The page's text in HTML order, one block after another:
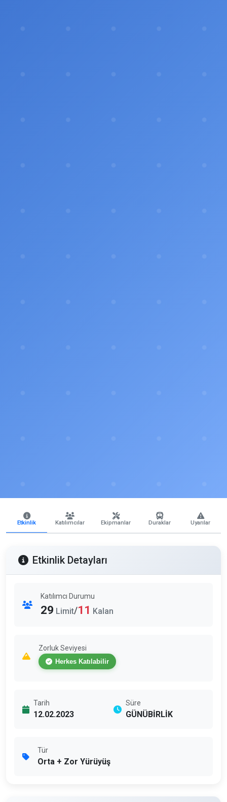
Etkinlik Katılımcılar Ekipmanlar Duraklar Uyarılar
Etkinlik Detayları
Katılımcı Durumu
29 Limit/11 Kalan
Zorluk Seviyesi
Herkes Katılabilir
Tarih
12.02.2023
Süre
GÜNÜBİRLİK
Tür
Orta + Zor Yürüyüş